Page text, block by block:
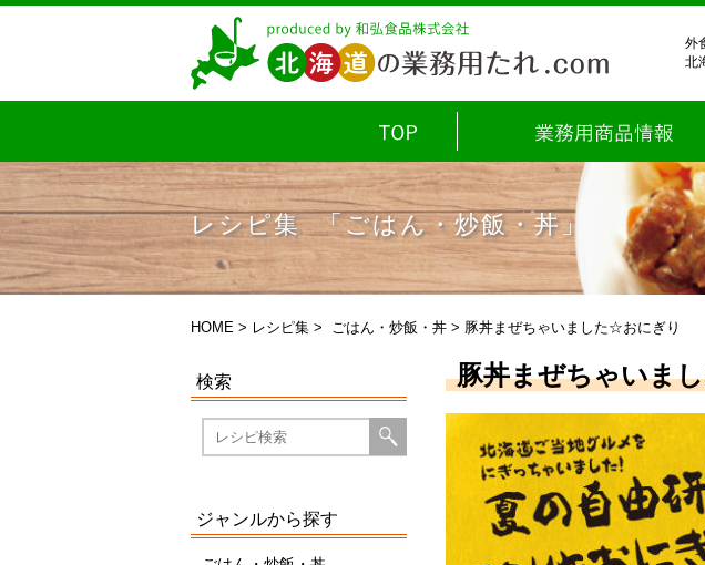
外
北
レシピ集 「ごはん・炒飯・丼」
HOME > レシピ集 > ごはん・炒飯・丼 > 豚丼まぜちゃいました☆おにぎり
豚丼まぜちゃいま
検索
ジャンルから探す